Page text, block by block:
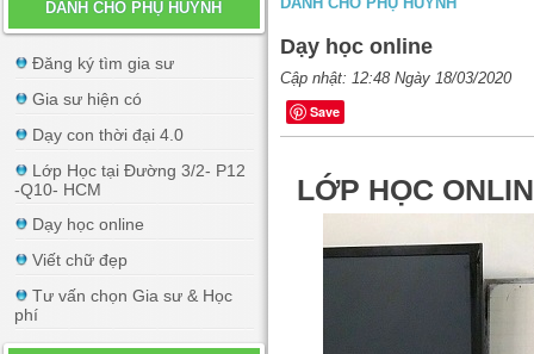
DÀNH CHO PHỤ HUYNH
Đăng ký tìm gia sư
Gia sư hiện có
Dạy con thời đại 4.0
Lớp Học tại Đường 3/2- P12
-Q10- HCM
Dạy học online
Viết chữ đẹp
Tư vấn chọn Gia sư & Học
phí
Dạy học online
Cập nhật: 12:48 Ngày 18/03/2020
Save
LỚP HỌC